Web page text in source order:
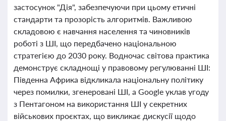
застосунок "Дія", забезпечуючи при цьому етичні
стандарти та прозорість алгоритмів. Важливою
складовою є навчання населення та чиновників
роботі з ШІ, що передбачено національною
стратегією до 2030 року. Водночас світова практика
демонструє складнощі у правовому регулюванні ШІ:
Південна Африка відкликала національну політику
через помилки, згенеровані ШІ, а Google уклав угоду
з Пентагоном на використання ШІ у секретних
військових проєктах, що викликає дискусії щодо